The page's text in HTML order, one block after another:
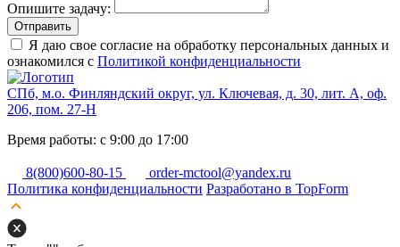
Опишите задачу:
Отправить
Я даю свое согласие на обработку персональных данных и
ознакомился с Политикой конфиденциальности
СПб, м.о. Финляндский округ, ул. Ключевая, д. 30, лит. А, оф.
206, пом. 27-Н
Время работы: с 9:00 до 17:00
8(800)600-80-15
order-mctool@yandex.ru
Политика конфиденциальности Разработано в TopForm